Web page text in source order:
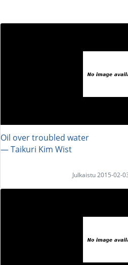
Oil over troubled water
― Taikuri Kim Wist
Julkaistu 2015-02-